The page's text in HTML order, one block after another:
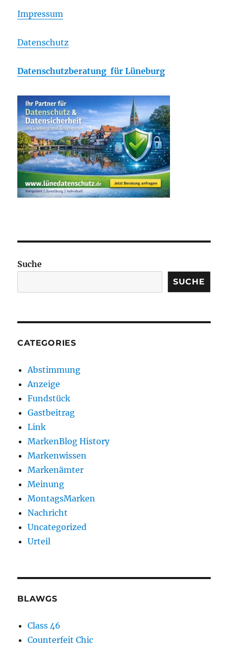
Impressum
Datenschutz
Datenschutzberatung für Lüneburg
Suche
SUCHE
CATEGORIES
Abstimmung
Anzeige
Fundstück
Gastbeitrag
Link
MarkenBlog History
Markenwissen
Markenämter
Meinung
MontagsMarken
Nachricht
Uncategorized
Urteil
BLAWGS
Class 46
Counterfeit Chic